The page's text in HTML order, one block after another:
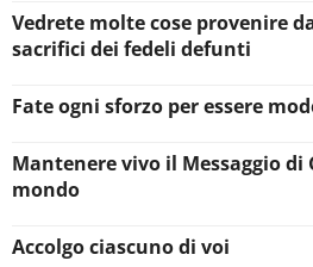
Vedrete molte cose provenire
sacrifici dei fedeli defunti
Fate ogni sforzo per essere
Mantenere vivo il Messaggio di
mondo
Accolgo ciascuno di voi